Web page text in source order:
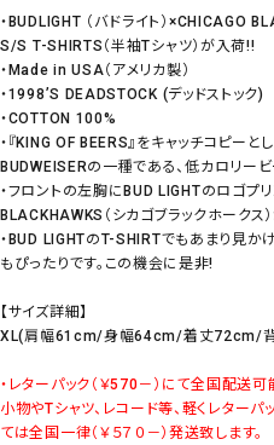
・BUDLIGHT （バドライト）×CHICAGO
S/S T-SHIRTS（半袖Tシャツ）が入荷!!
・Made in USA（アメリカ製）
・1998’S DEADSTOCK (デッドストック)
・COTTON 100%
・『KING OF BEERS』をキャッチコピー
BUDWEISERの一種である、低カロリー
・フロントの左胸にBUD LIGHTのロゴプ
BLACKHAWKS（シカゴブラックホークス
・BUD LIGHTのT-SHIRTでもあまり見か
もぴったりです。この機会に是非!
【サイズ詳細】
XL(肩幅61cm/身幅64cm/着丈72cm/
・レターパック（￥570－）にて全国配送可
小物やTシャツ、レコード等、軽くレター
ては全国一律（￥５７０－）発送致します。